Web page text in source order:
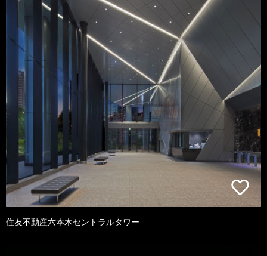
住友不動産六本木セントラルタワー